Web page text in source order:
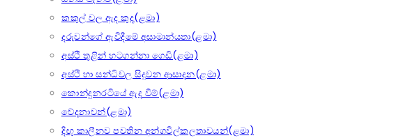
කකුල් වල ඇද කුද(ළමා)
දරුවන්ගේ ඇවිදීමේ අසාමාන්යතා(ළමා)
අස්ථි තුළින් හටගන්නා ගෙඩි(ළමා)
අස්ථි හා සන්ධිවල සිදුවන ආසාදන(ළමා)
කොන්දුනරටියේ ඇද වීම්(ළමා)
වේදනාවන්(ළමා)
දිඟු කාලීනව පවතින අන්ගවිල්කලතාවයන්(ළමා)